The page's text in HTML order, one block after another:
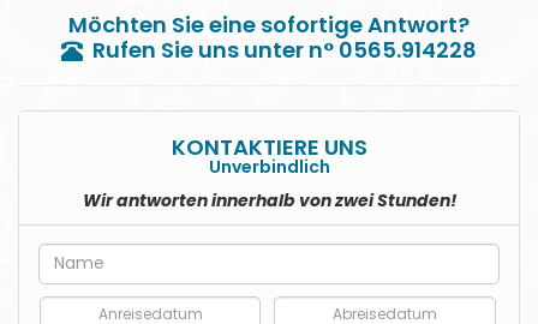
Möchten Sie eine sofortige Antwort?
Rufen Sie uns unter n° 0565.914228
KONTAKTIERE UNS
Unverbindlich
Wir antworten innerhalb von zwei Stunden!
Nome
Anreisedatum
Abreisedatum